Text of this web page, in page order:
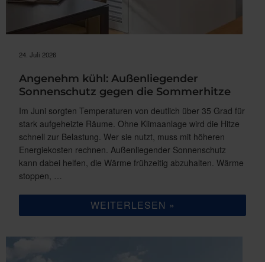
24. Juli 2026
Angenehm kühl: Außenliegender
Sonnenschutz gegen die Sommerhitze
Im Juni sorgten Temperaturen von deutlich über 35 Grad für
stark aufgeheizte Räume. Ohne Klimaanlage wird die Hitze
schnell zur Belastung. Wer sie nutzt, muss mit höheren
Energiekosten rechnen. Außenliegender Sonnenschutz
kann dabei helfen, die Wärme frühzeitig abzuhalten. Wärme
stoppen, …
„ANGENEHM
KÜHL:
WEITERLESEN